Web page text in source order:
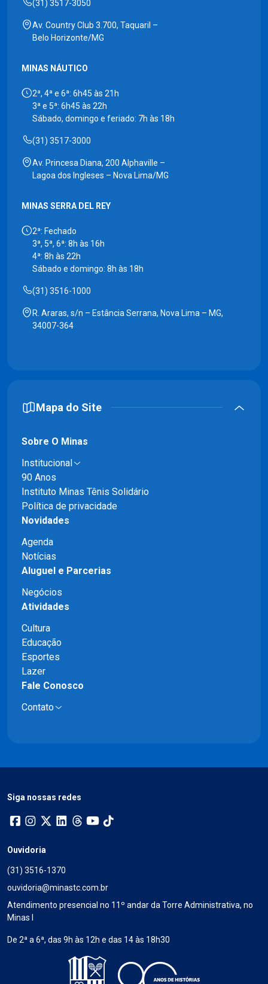
(31) 3517-3050
Av. Country Club 3.700, Taquaril –
Belo Horizonte/MG
MINAS NÁUTICO
2ª, 4ª e 6ª: 6h45 às 21h
3ª e 5ª: 6h45 às 22h
Sábado, domingo e feriado: 7h às 18h
(31) 3517-3000
Av. Princesa Diana, 200 Alphaville –
Lagoa dos Ingleses – Nova Lima/MG
MINAS SERRA DEL REY
2ª: Fechado
3ª, 5ª, 6ª: 8h às 16h
4ª: 8h às 22h
Sábado e domingo: 8h às 18h
(31) 3516-1000
R. Araras, s/n – Estância Serrana, Nova Lima – MG,
34007-364
Mapa do Site
Sobre O Minas
Institucional
90 Anos
Instituto Minas Tênis Solidário
Política de privacidade
Novidades
Agenda
Notícias
Aluguel e Parcerias
Negócios
Atividades
Cultura
Educação
Esportes
Lazer
Fale Conosco
Contato
Siga nossas redes
Ouvidoria
(31) 3516-1370
ouvidoria@minastc.com.br
Atendimento presencial no 11º andar da Torre Administrativa, no
Minas I
De 2ª a 6ª, das 9h às 12h e das 14 às 18h30